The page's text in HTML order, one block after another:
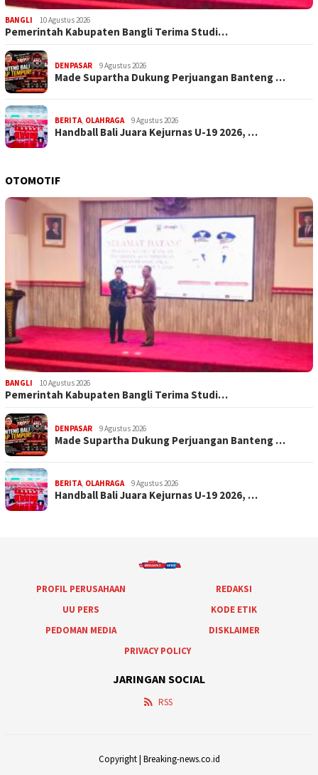
BANGLI 10 Agustus 2026
Pemerintah Kabupaten Bangli Terima Studi…
DENPASAR 9 Agustus 2026
Made Supartha Dukung Perjuangan Banteng …
BERITA, OLAHRAGA 9 Agustus 2026
Handball Bali Juara Kejurnas U-19 2026, …
OTOMOTIF
BANGLI 10 Agustus 2026
Pemerintah Kabupaten Bangli Terima Studi…
DENPASAR 9 Agustus 2026
Made Supartha Dukung Perjuangan Banteng …
BERITA, OLAHRAGA 9 Agustus 2026
Handball Bali Juara Kejurnas U-19 2026, …
PROFIL PERUSAHAAN
REDAKSI
UU PERS
KODE ETIK
PEDOMAN MEDIA
DISKLAIMER
PRIVACY POLICY
JARINGAN SOCIAL
RSS
Copyright | Breaking-news.co.id